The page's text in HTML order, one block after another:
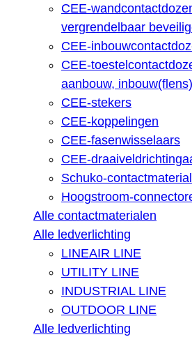
CEE-
vergrendelbaar
CEE-
CEE-
aanbouw, inbouw(flens)
CEE-stekers
CEE-koppelingen
CEE-fasenwisselaars
CEE-
Schuko-
Hoogstroom-
Alle contactmaterialen
Alle ledverlichting
LINEAIR LINE
UTILITY LINE
INDUSTRIAL LINE
OUTDOOR LINE
Alle ledverlichting